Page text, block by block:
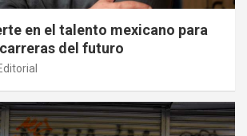
en el talento mexicano para
del futuro